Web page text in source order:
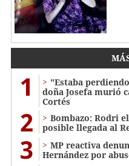
1
"Estaba
doña Josefa murió
Cortés
2
Bombazo: Rodri
posible llegada al
3
MP reactiva
Hernández por